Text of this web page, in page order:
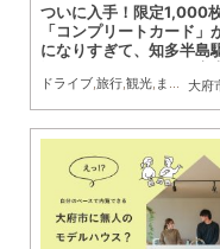
ついに入手！限定1,000
「コンプリートカード」
になりすぎて、知多半島
巡ってみた／ちたまる広告
ドライブ,旅行,観光, まちネタ ,